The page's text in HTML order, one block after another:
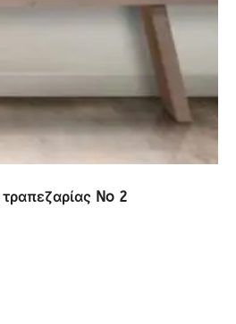
ΤΟ ΠΡΟΪΟΝ No 2